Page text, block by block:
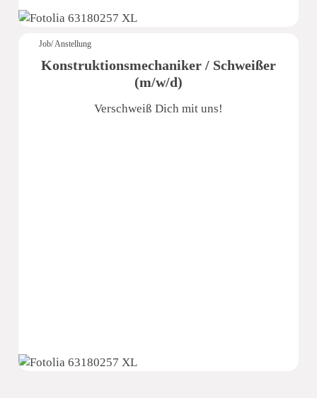
Job/ Anstellung
Konstruktionsmechaniker / Schweißer
(m/w/d)
Verschweiß Dich mit uns!